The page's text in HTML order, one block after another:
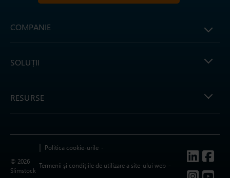
COMPANIE
SOLUȚII
RESURSE
© 2026
Slimstock
Politica cookie-urile
Termenii și condițiile de utilizare a site-ului web
Follow us